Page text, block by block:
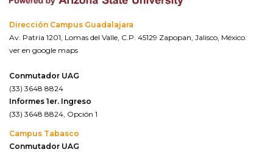
Dirección Campus Guadalajara
Av. Patria 1201, Lomas del Valle, C.P. 45129 Zapopan, Jalisco, México.
ver en google maps
Conmutador UAG
(33) 3648 8824
Informes 1er. Ingreso
(33) 3648 8824, Opción 1
Campus Tabasco
Conmutador UAG